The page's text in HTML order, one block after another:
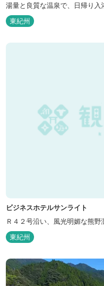
湯量と良質な温泉で、日帰り入
などの宿泊施設も備えているの
楽しむ人も多いです。
東紀州
ビジネスホテルサンライト
Ｒ４２号沿い、風光明媚な熊野
東紀州